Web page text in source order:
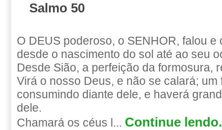
Salmo 50
O DEUS poderoso, o SENHOR, falou e
desde o nascimento do sol até ao seu
Desde Sião, a perfeição da formosura,
Virá o nosso Deus, e não se calará; um
consumindo diante dele, e haverá
dele.
Chamará os céus l... Continue